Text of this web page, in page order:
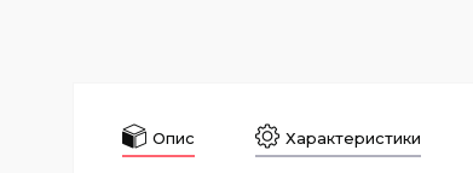
Опис Характеристики